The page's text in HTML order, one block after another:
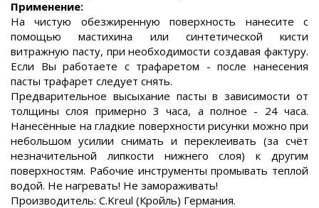
Применение:
На чистую обезжиренную поверхность нанесите с
помощью мастихина или синтетической кисти
витражную пасту, при необходимости создавая фактуру.
Если Вы работаете с трафаретом - после нанесения
пасты трафарет следует снять.
Предварительное высыхание пасты в зависимости от
толщины слоя примерно 3 часа, а полное - 24 часа.
Нанесённые на гладкие поверхности рисунки можно при
небольшом усилии снимать и переклеивать (за счёт
незначительной липкости нижнего слоя) к другим
поверхностям. Рабочие инструменты промывать теплой
водой. Не нагревать! Не замораживать!
Производитель: C.Kreul (Кройль) Германия.